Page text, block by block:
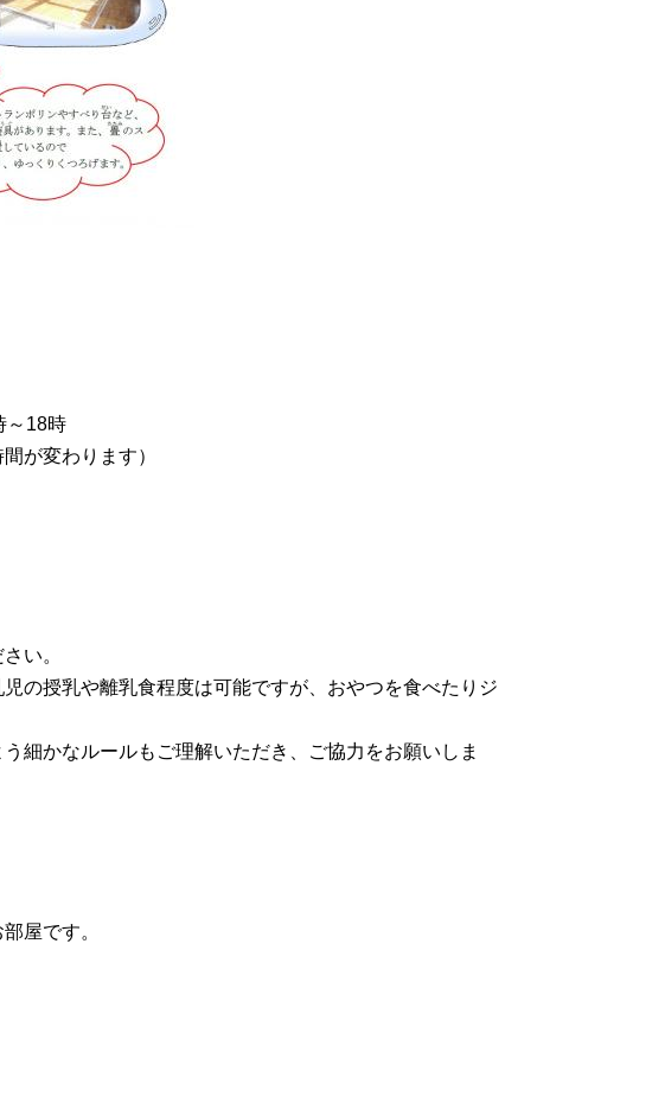
～18時
が変わります）
い。
の授乳や離乳食程度は可能ですが、おやつを食べたりジ
細かなルールもご理解いただき、ご協力をお願いしま
屋です。